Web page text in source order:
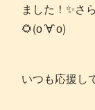
ました！✨さ
🌻(о´∀`о)
いつも応援し